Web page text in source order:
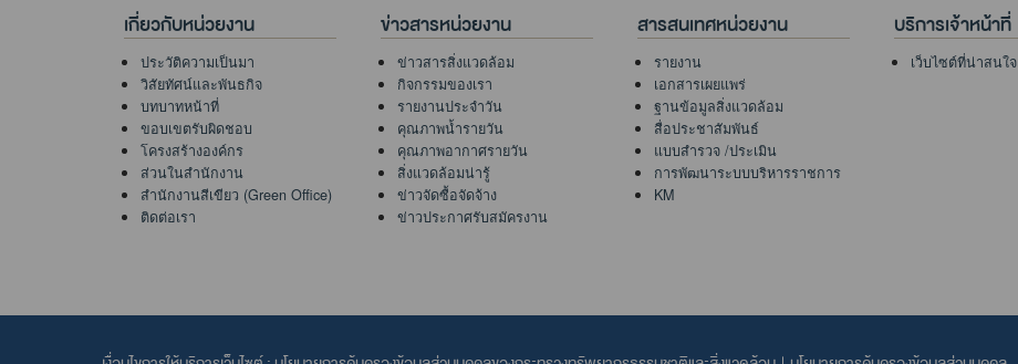
เกี่ยวกับหน่วยงาน
ประวัติความเป็นมา
วิสัยทัศน์และพันธกิจ
บทบาทหน้าที่
ขอบเขตรับผิดชอบ
โครงสร้างองค์กร
ส่วนในสำนักงาน
สำนักงานสีเขียว (Green Office)
ติดต่อเรา
ข่าวสารหน่วยงาน
ข่าวสารสิ่งแวดล้อม
กิจกรรมของเรา
รายงานประจำวัน
คุณภาพน้ำรายวัน
คุณภาพอากาศรายวัน
สิ่งแวดล้อมน่ารู้
ข่าวจัดซื้อจัดจ้าง
ข่าวประกาศรับสมัครงาน
สารสนเทศหน่วยงาน
รายงาน
เอกสารเผยแพร่
ฐานข้อมูลสิ่งแวดล้อม
สื่อประชาสัมพันธ์
แบบสำรวจ /ประเมิน
การพัฒนาระบบบริหารราชการ
KM
บริการเจ้าหน้าที่
เว็บไซต์ที่น่าสนใจ